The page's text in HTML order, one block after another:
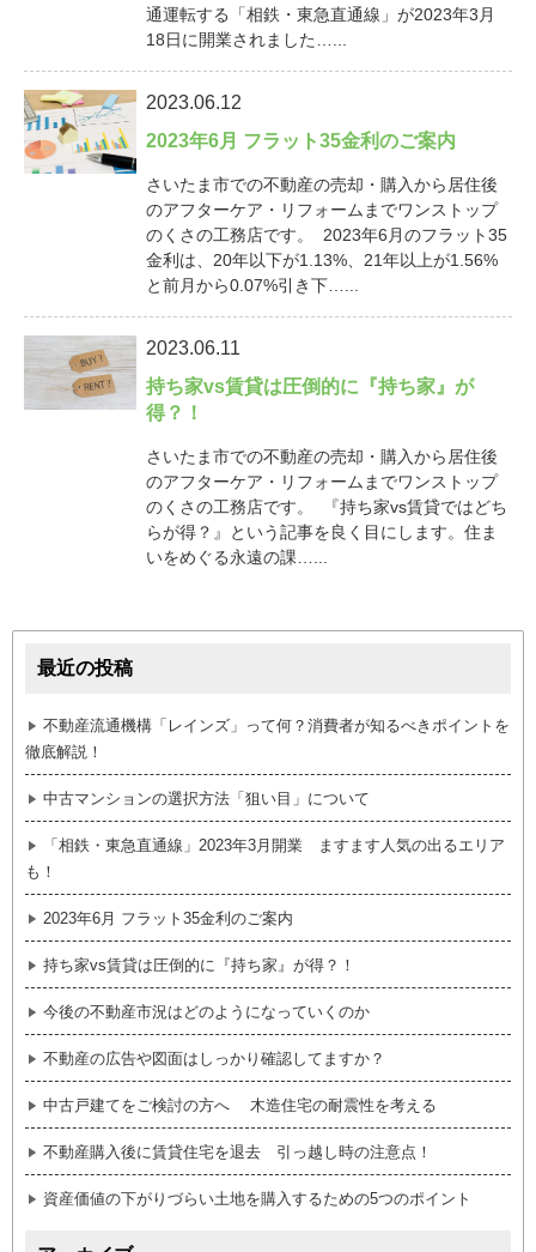
通運転する「相鉄・東急直通線」が2023年3月
18日に開業されました…...
2023.06.12
2023年6月 フラット35金利のご案内
さいたま市での不動産の売却・購入から居住後
のアフターケア・リフォームまでワンストップ
のくさの工務店です。 2023年6月のフラット35
金利は、20年以下が1.13%、21年以上が1.56%
と前月から0.07%引き下…...
2023.06.11
持ち家vs賃貸は圧倒的に『持ち家』が
得？！
さいたま市での不動産の売却・購入から居住後
のアフターケア・リフォームまでワンストップ
のくさの工務店です。 『持ち家vs賃貸ではどち
らが得？』という記事を良く目にします。住ま
いをめぐる永遠の課…...
最近の投稿
不動産流通機構「レインズ」って何？消費者が知るべきポイントを
徹底解説！
中古マンションの選択方法「狙い目」について
「相鉄・東急直通線」2023年3月開業 ますます人気の出るエリア
も！
2023年6月 フラット35金利のご案内
持ち家vs賃貸は圧倒的に『持ち家』が得？！
今後の不動産市況はどのようになっていくのか
不動産の広告や図面はしっかり確認してますか？
中古戸建てをご検討の方へ 木造住宅の耐震性を考える
不動産購入後に賃貸住宅を退去 引っ越し時の注意点！
資産価値の下がりづらい土地を購入するための5つのポイント